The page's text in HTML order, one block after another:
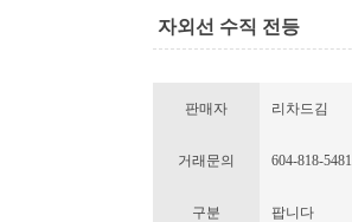
자외선 수직 전등
판매자 리차드김
거래문의 604-818-5481
구분 팝니다